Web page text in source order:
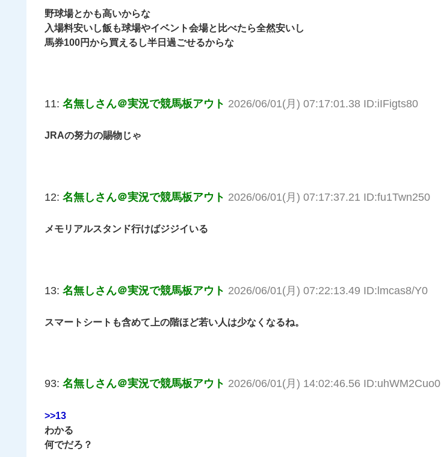
野球場とかも高いからな
入場料安いし飯も球場やイベント会場と比べたら全然安いし
馬券100円から買えるし半日過ごせるからな
11: 名無しさん＠実況で競馬板アウト 2026/06/01(月) 07:17:01.38 ID:iIFigts80
JRAの努力の賜物じゃ
12: 名無しさん＠実況で競馬板アウト 2026/06/01(月) 07:17:37.21 ID:fu1Twn250
メモリアルスタンド行けばジジイいる
13: 名無しさん＠実況で競馬板アウト 2026/06/01(月) 07:22:13.49 ID:lmcas8/Y0
スマートシートも含めて上の階ほど若い人は少なくなるね。
93: 名無しさん＠実況で競馬板アウト 2026/06/01(月) 14:02:46.56 ID:uhWM2Cuo0
>>13
わかる
何でだろ？